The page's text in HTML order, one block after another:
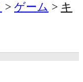
ゲーム
キ